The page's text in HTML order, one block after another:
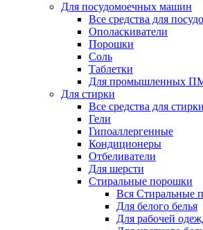
Для посудомоечных машин
Все средства для
Ополаскиватели
Порошки
Соль
Таблетки
Для промышленных
Для стирки
Все средства для стирки
Гели
Гипоаллергенные
Кондиционеры
Отбеливатели
Для шерсти
Стиральные порошки
Вся Стиральные
Для белого белья
Для рабочей